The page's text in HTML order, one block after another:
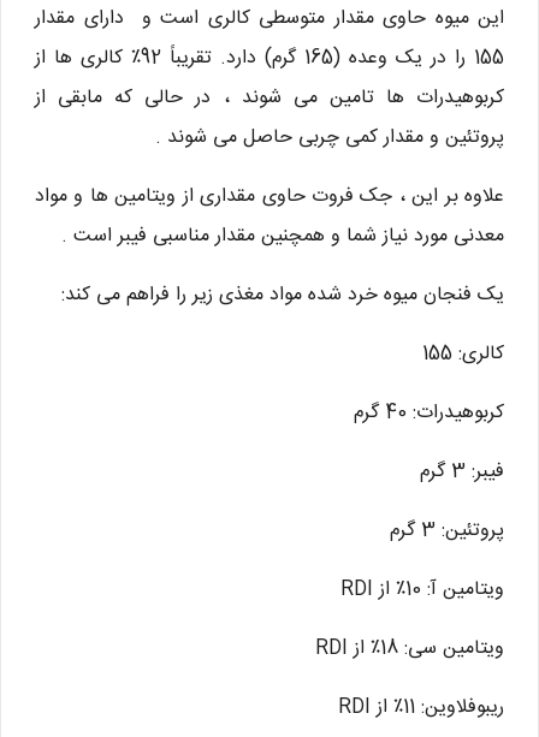
این میوه حاوی مقدار متوسطی کالری است و دارای مقدار
155 را در یک وعده (165 گرم) دارد. تقریباً 92٪ کالری ها از
کربوهیدرات ها تامین می شوند ، در حالی که مابقی از
پروتئین و مقدار کمی چربی حاصل می شوند .
علاوه بر این ، جک فروت حاوی مقداری از ویتامین ها و مواد
معدنی مورد نیاز شما و همچنین مقدار مناسبی فیبر است .
یک فنجان میوه خرد شده مواد مغذی زیر را فراهم می کند:
کالری: 155
کربوهیدرات: 40 گرم
فیبر: 3 گرم
پروتئین: 3 گرم
ویتامین آ: 10٪ از RDI
ویتامین سی: 18٪ از RDI
ریبوفلاوین: 11٪ از RDI